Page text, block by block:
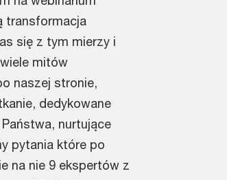
transformacja
się z tym mierzy i
mitów
naszej stronie,
dedykowane
nurtujące
pytania które po
na nie 9 ekspertów z